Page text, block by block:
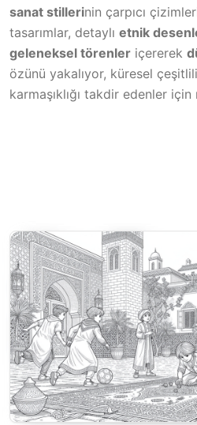
sanat stillerinin çarpıcı
tasarımlar, detaylı etnik
geleneksel törenler içererek
özünü yakalıyor, küresel
karmaşıklığı takdir edenler